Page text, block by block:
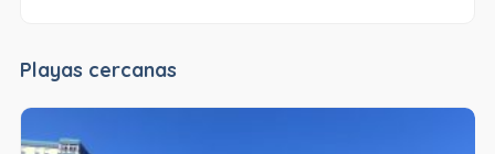
Playas cercanas